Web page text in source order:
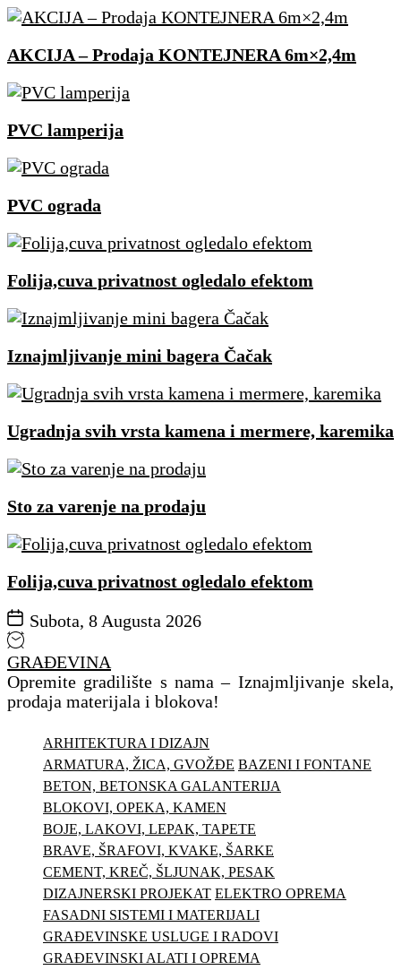
AKCIJA – Prodaja KONTEJNERA 6m×2,4m
PVC lamperija
PVC ograda
Folija,cuva privatnost ogledalo efektom
Iznajmljivanje mini bagera Čačak
Ugradnja svih vrsta kamena i mermere, karemika
Sto za varenje na prodaju
Folija,cuva privatnost ogledalo efektom
Subota, 8 Augusta 2026
GRAĐEVINA
Opremite gradilište s nama – Iznajmljivanje skela,
prodaja materijala i blokova!
ARHITEKTURA I DIZAJN
ARMATURA, ŽICA, GVOŽĐE BAZENI I FONTANE
BETON, BETONSKA GALANTERIJA
BLOKOVI, OPEKA, KAMEN
BOJE, LAKOVI, LEPAK, TAPETE
BRAVE, ŠRAFOVI, KVAKE, ŠARKE
CEMENT, KREČ, ŠLJUNAK, PESAK
DIZAJNERSKI PROJEKAT ELEKTRO OPREMA
FASADNI SISTEMI I MATERIJALI
GRAĐEVINSKE USLUGE I RADOVI
GRAĐEVINSKI ALATI I OPREMA